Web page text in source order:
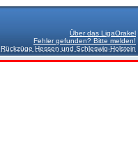
Über das LigaOrakel
Fehler gefunden? Bitte melden!
Rückzüge Hessen und Schleswig-Holstein